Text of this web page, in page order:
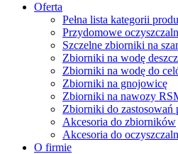
Oferta
Pełna lista kategorii
Przydomowe
Szczelne zbiorniki na
Zbiorniki na wodę
Zbiorniki na wodę do
Zbiorniki na gnojowicę
Zbiorniki na nawozy
Zbiorniki do zastosowań
Akcesoria do zbiorników
Akcesoria do
O firmie